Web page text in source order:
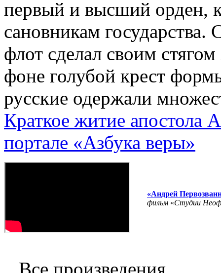
первый и высший орден,
сановникам государства.
флот сделал своим
фоне голубой крест
русские одержали
Краткое житие апостола
портале «Азбука веры»
«Андрей
фильм «Студии